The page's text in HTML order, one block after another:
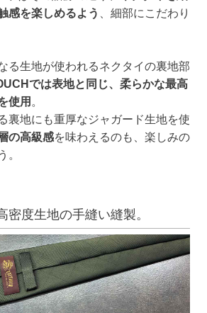
感を楽しめるよう
、細部にこだわり
る生地が使われるネクタイの裏地部
では表地と同じ、柔らかな最高
使用 。
裏地にも重厚なジャガード生地を使
の高級感を味わえるのも、楽しみの
。
密度生地の手縫い縫製。